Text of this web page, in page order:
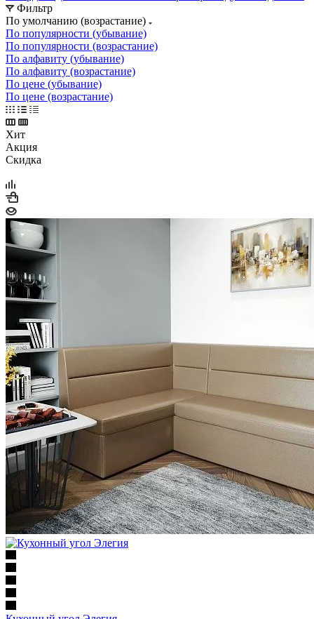
Фильтр
По умолчанию (возрастание)
По популярности (убывание)
По популярности (возрастание)
По алфавиту (убывание)
По алфавиту (возрастание)
По цене (убывание)
По цене (возрастание)
Хит
Акция
Скидка